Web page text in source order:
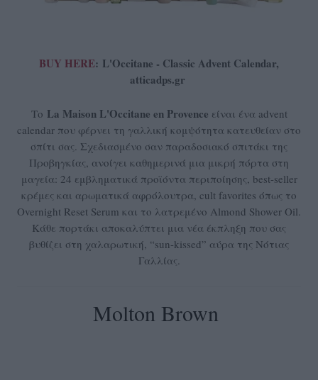
BUY HERE: L'Occitane - Classic Advent Calendar,
atticadps.gr
Το La Maison L'Occitane en Provence είναι ένα advent
calendar που φέρνει τη γαλλική κομψότητα κατευθείαν στο
σπίτι σας. Σχεδιασμένο σαν παραδοσιακό σπιτάκι της
Προβηγκίας, ανοίγει καθημερινά μια μικρή πόρτα στη
μαγεία: 24 εμβληματικά προϊόντα περιποίησης, best-seller
κρέμες και αρωματικά αφρόλουτρα, cult favorites όπως το
Overnight Reset Serum και το λατρεμένο Almond Shower Oil.
Κάθε πορτάκι αποκαλύπτει μια νέα έκπληξη που σας
βυθίζει στη χαλαρωτική, “sun-kissed” αύρα της Νότιας
Γαλλίας.
Molton Brown